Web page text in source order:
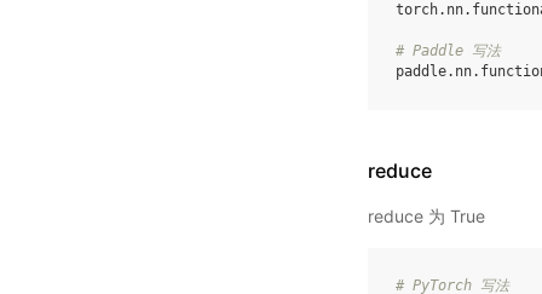
torch. nn.
# Paddle 写法
paddle. nn.
reduce
reduce 为 True
# PyTorch 写法